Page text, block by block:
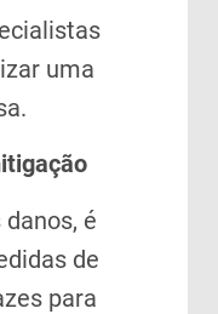
uma
é
de
para